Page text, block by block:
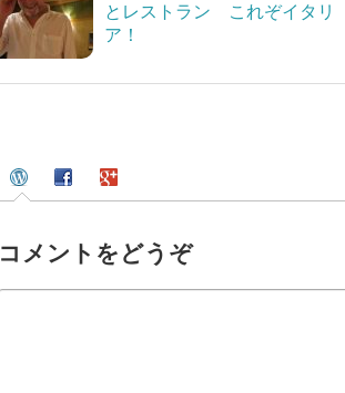
とレストラン これぞイタリ
ア！
コメントをどうぞ